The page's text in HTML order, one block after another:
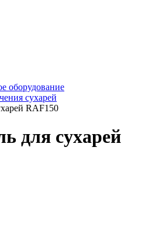
оборудование
сухарей
RAF150
для сухарей